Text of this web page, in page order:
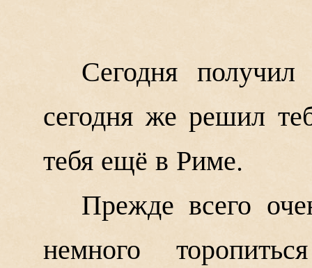
Сегодня
сегодня же решил
тебя ещё в Риме.
Прежде всего
немного